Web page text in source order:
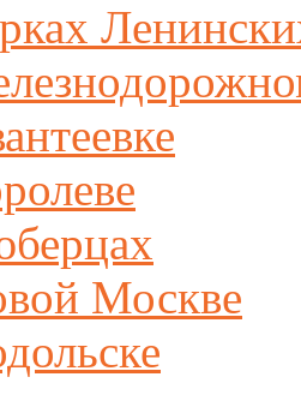
Москве